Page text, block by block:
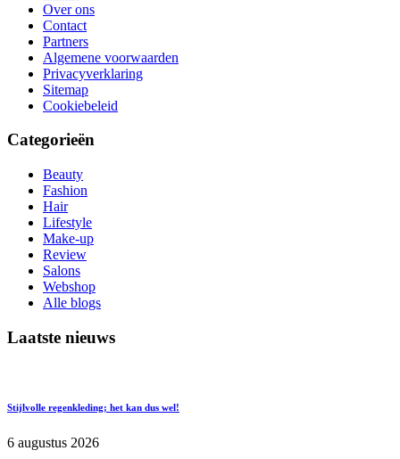
Over ons
Contact
Partners
Algemene voorwaarden
Privacyverklaring
Sitemap
Cookiebeleid
Categorieën
Beauty
Fashion
Hair
Lifestyle
Make-up
Review
Salons
Webshop
Alle blogs
Laatste nieuws
Stijlvolle regenkleding; het kan dus wel!
6 augustus 2026